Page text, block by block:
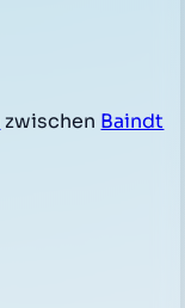
zwischen Baindt